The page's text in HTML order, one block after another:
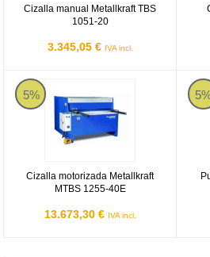
Cizalla manual Metallkraft TBS
1051-20
3.345,05 € IVA incl.
5%
Cizalla motorizada Metallkraft
MTBS 1255-40E
13.673,30 € IVA incl.
Cizalla motorizada Metallkraft MTBS